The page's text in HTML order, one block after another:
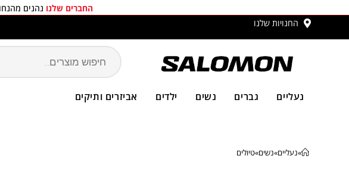
החברים שלנו נהנים
החנויות שלנו
משלוחים חינם בכל קניה מעל 299
נעליים גברים נשים ילדים אביזרים ותיקים
»נעליים»נשים»טיולים